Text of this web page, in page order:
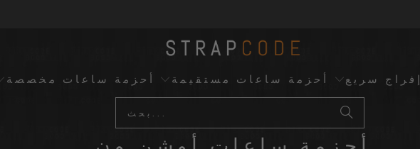
أحزمة ساعات مخصصة أحزمة ساعات مستقيمة إفراج سريع
أحزمة ساعات أوشن ون